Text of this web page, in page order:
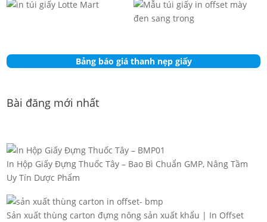
Bảng báo giá thanh nẹp giấy
Bài đăng mới nhất
In Hộp Giấy Đựng Thuốc Tây – Bao Bì Chuẩn GMP, Nâng Tầm
Uy Tín Dược Phẩm
Sản xuất thùng carton đựng nông sản xuất khẩu | In Offset